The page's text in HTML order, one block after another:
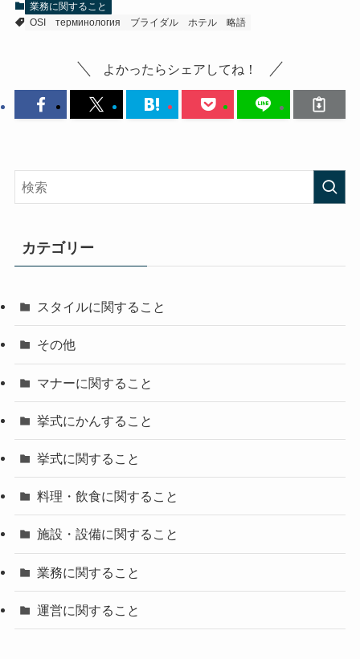
業務に関すること
OSI
терминология ブライダル ホテル 略語
よかったらシェアしてね！
カテゴリー
スタイルに関すること
その他
マナーに関すること
挙式にかんすること
挙式に関すること
料理・飲食に関すること
施設・設備に関すること
業務に関すること
運営に関すること